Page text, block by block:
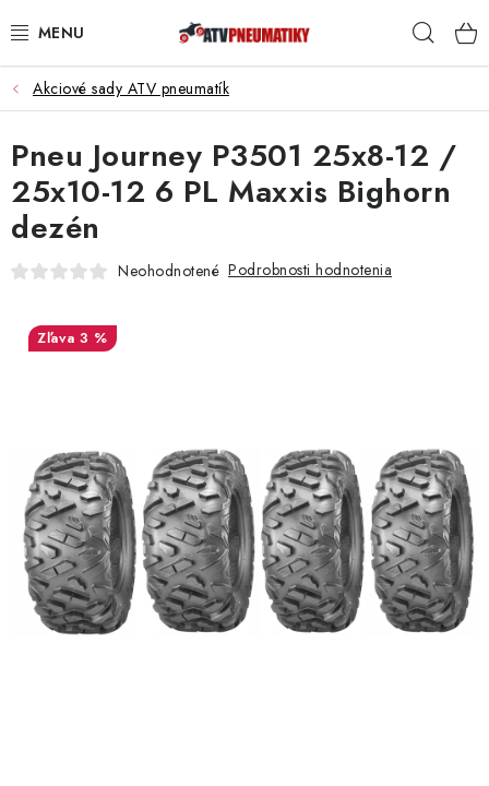
na
PNEUMATIKY
DISKY
ROZŠIROVACIE PODLOŽKY
NÁHRADNÉ DIELY NA ŠTVORKOLKY
OCHRANNÉ RÁMY
NÁVLEKY TLMIČOV
NAVIJAKY COME UP WARN
OLEJE MAXIMA A FILTRE
Akciové sady ATV pneumatík
Pneu Journey P3501 25x8-12 /
25x10-12 6 PL Maxxis Bighorn
dezén
Neohodnotené Podrobnosti hodnotenia
3 %